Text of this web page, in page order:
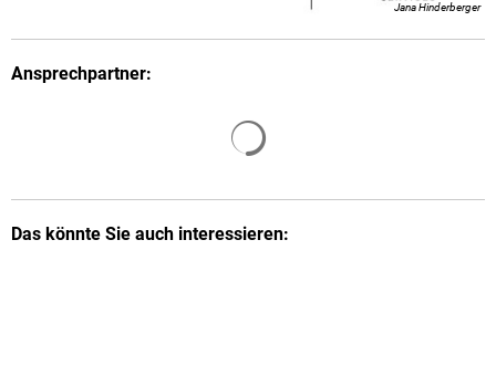
Jana Hinderberger
Ansprechpartner:
Das könnte Sie auch interessieren: